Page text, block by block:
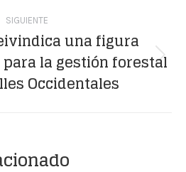
SIGUIENTE
Publicación
siguiente:
una figura
la gestión forestal
Occidentales